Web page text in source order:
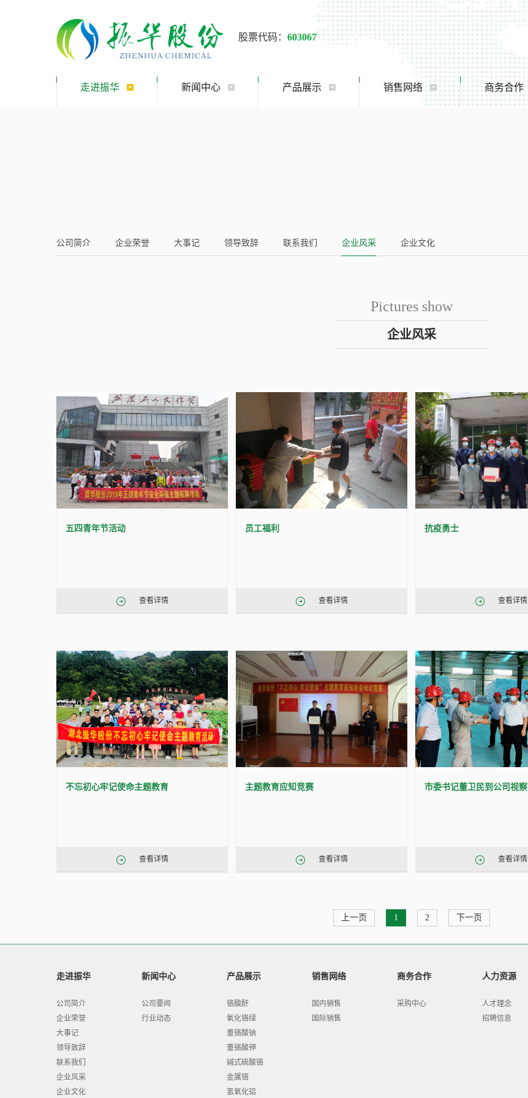
股票代码： 603067
走进振华 新闻中心 产品展示 销售网络 商务合作
公司简介 企业荣誉 大事记 领导致辞 联系我们 企业风采 企业文化
Pictures show
企业风采
五四青年节活动
查看详情
员工福利
查看详情
抗疫勇士
查看详情
不忘初心牢记使命主题教育
查看详情
主题教育应知竞赛
查看详情
市委书记董卫民到公司视察
查看详情
上一页 1 2 下一页
走进振华
公司简介
企业荣誉
大事记
领导致辞
联系我们
企业风采
企业文化
新闻中心
公司要闻
行业动态
产品展示
铬酸酐
氧化铬绿
重铬酸钠
重铬酸钾
碱式硫酸铬
金属铬
氢氧化铝
销售网络
国内销售
国际销售
商务合作
采购中心
人力资源
人才理念
招聘信息